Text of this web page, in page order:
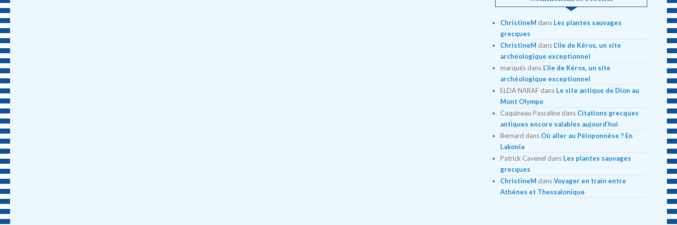
ChristineM dans Les plantes sauvages
grecques
ChristineM dans L’ile de Kéros, un site
archéologique exceptionnel
marquésdans L’ile de Kéros, un site
archéologique exceptionnel
ELDA NARAFdans Le site antique de Dion au
Mont Olympe
Caquineau Pascalinedans Citations grecques
antiques encore valables aujourd’hui
Bernard dans Où aller au Péloponnèse ? En
Lakonia
Patrick Cavenel dans Les plantes sauvages
grecques
ChristineM dansVoyager en train entre
Athènes et Thessalonique